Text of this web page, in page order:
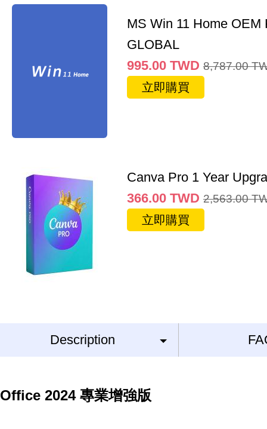
MS Win 11 Home OEM
GLOBAL
995.00 TWD 8,787.00
立即購買
Canva Pro 1 Year
366.00 TWD 2,563.00
立即購買
Description
Office 2024 專業增強版